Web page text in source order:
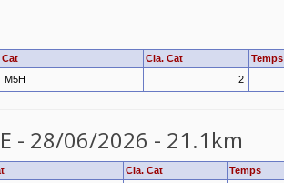
Cat Cla. Cat
Temps
M5H 2
- 28/06/2026 - 21.1km
Cla. Cat
Temps